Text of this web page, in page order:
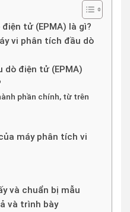
tử (EPMA) là gì?
vi phân tích đầu dò
điện tử (EPMA)
phần chính, từ trên
máy phân tích vi
và chuẩn bị mẫu
và trình bày